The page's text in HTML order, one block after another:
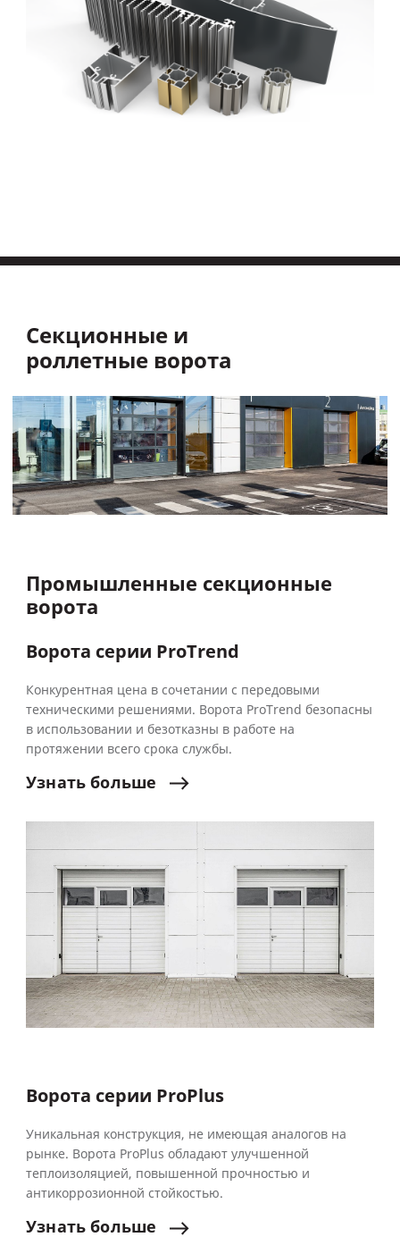
Секционные и
роллетные ворота
Промышленные секционные
ворота
Ворота серии ProTrend
Конкурентная цена в сочетании с передовыми
техническими решениями. Ворота ProTrend безопасны
в использовании и безотказны в работе на
протяжении всего срока службы.
Узнать больше
Ворота серии ProPlus
Уникальная конструкция, не имеющая аналогов на
рынке. Ворота ProPlus обладают улучшенной
теплоизоляцией, повышенной прочностью и
антикоррозионной стойкостью.
Узнать больше